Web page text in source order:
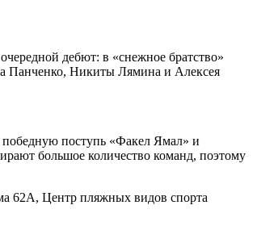
дебют: в «снежное братство»
Панченко, Никиты Лямина и Алексея
поступь «Факел Ямал» и
большое количество команд, поэтому
62А, Центр пляжных видов спорта